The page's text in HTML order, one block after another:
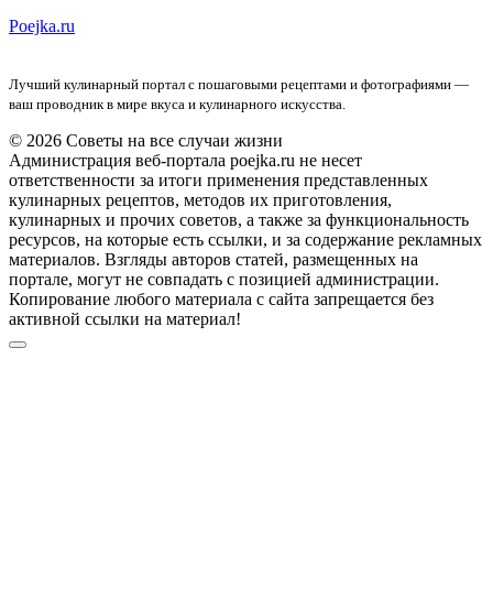
Poejka.ru
Лучший кулинарный портал с пошаговыми рецептами и фотографиями —
ваш проводник в мире вкуса и кулинарного искусства.
© 2026 Советы на все случаи жизни
Администрация веб-портала poejka.ru не несет
ответственности за итоги применения представленных
кулинарных рецептов, методов их приготовления,
кулинарных и прочих советов, а также за функциональность
ресурсов, на которые есть ссылки, и за содержание рекламных
материалов. Взгляды авторов статей, размещенных на
портале, могут не совпадать с позицией администрации.
Копирование любого материала с сайта запрещается без
активной ссылки на материал!